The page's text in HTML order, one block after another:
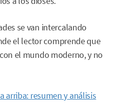
se van intercalando
el lector comprende que
el mundo moderno, y no
arriba: resumen y análisis